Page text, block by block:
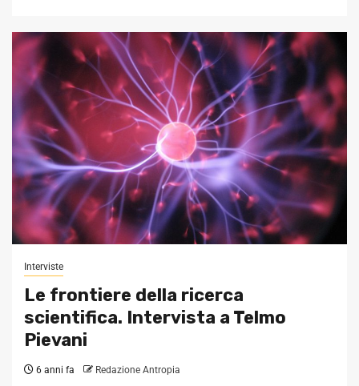
Interviste
Le frontiere della ricerca
scientifica. Intervista a Telmo
Pievani
6 anni fa Redazione Antropia